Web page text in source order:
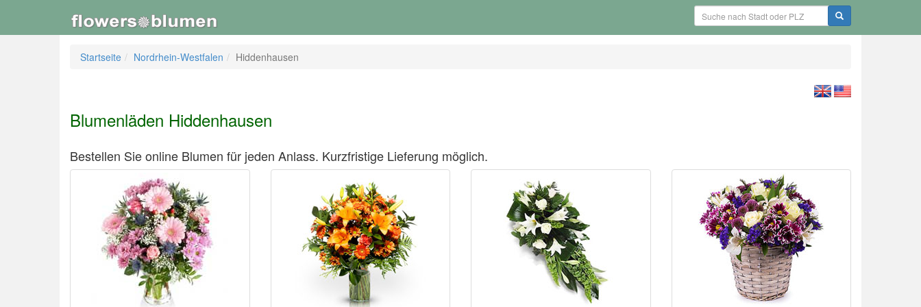
Startseite Nordrhein-Westfalen Hiddenhausen
Blumenläden Hiddenhausen
Bestellen Sie online Blumen für jeden Anlass. Kurzfristige Lieferung möglich.